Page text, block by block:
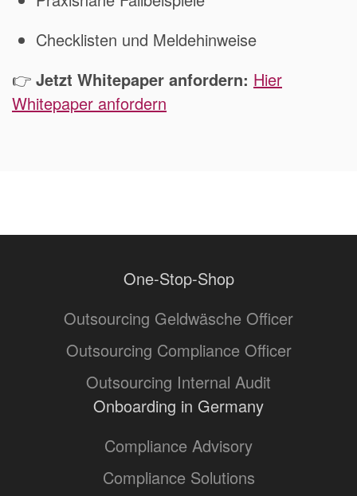
Checklisten und Meldehinweise
👉 Jetzt Whitepaper anfordern: Hier
Whitepaper anfordern
One-Stop-Shop
Outsourcing Geldwäsche Officer
Outsourcing Compliance Officer
Outsourcing Internal Audit
Onboarding in Germany
Compliance Advisory
Compliance Solutions